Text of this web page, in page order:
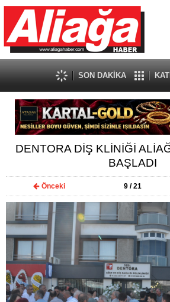
SON DAKİKA
DENTORA DİŞ KLİNİĞİ
BAŞLADI
Önceki 9/ 21